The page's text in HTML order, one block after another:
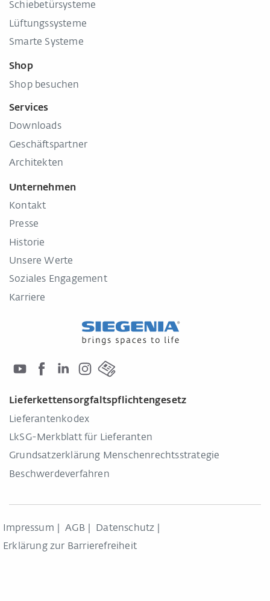
Schiebetürsysteme
Lüftungssysteme
Smarte Systeme
Shop
Shop besuchen
Services
Downloads
Geschäftspartner
Architekten
Unternehmen
Kontakt
Presse
Historie
Unsere Werte
Soziales Engagement
Karriere
Lieferkettensorgfaltspflichtengesetz
Lieferantenkodex
LkSG-Merkblatt für Lieferanten
Grundsatzerklärung Menschenrechtsstrategie
Beschwerdeverfahren
Impressum AGB
Datenschutz
Erklärung zur Barrierefreiheit